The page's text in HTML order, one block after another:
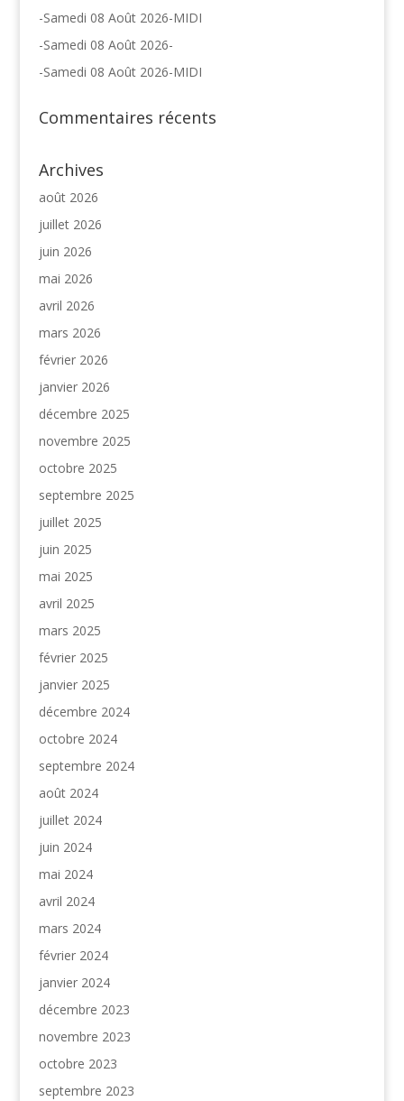
-Samedi 08 Août 2026-MIDI
-Samedi 08 Août 2026-
-Samedi 08 Août 2026-MIDI
Commentaires récents
Archives
août 2026
juillet 2026
juin 2026
mai 2026
avril 2026
mars 2026
février 2026
janvier 2026
décembre 2025
novembre 2025
octobre 2025
septembre 2025
juillet 2025
juin 2025
mai 2025
avril 2025
mars 2025
février 2025
janvier 2025
décembre 2024
octobre 2024
septembre 2024
août 2024
juillet 2024
juin 2024
mai 2024
avril 2024
mars 2024
février 2024
janvier 2024
décembre 2023
novembre 2023
octobre 2023
septembre 2023